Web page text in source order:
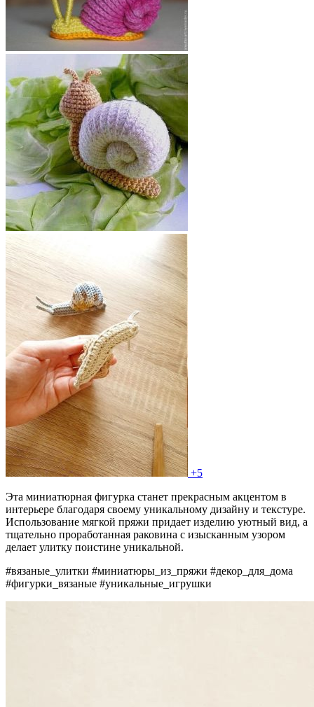
+5
Эта миниатюрная фигурка станет прекрасным акцентом в
интерьере благодаря своему уникальному дизайну и текстуре.
Использование мягкой пряжи придает изделию уютный вид, а
тщательно проработанная раковина с изысканным узором
делает улитку поистине уникальной.
#вязаные_улитки #миниатюры_из_пряжи #декор_для_дома
#фигурки_вязаные #уникальные_игрушки